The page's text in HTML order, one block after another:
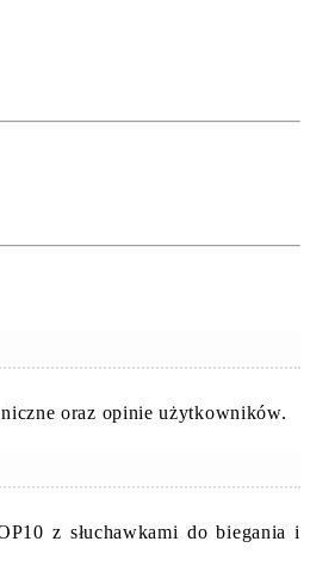
oraz opinie użytkowników.
z słuchawkami do biegania i